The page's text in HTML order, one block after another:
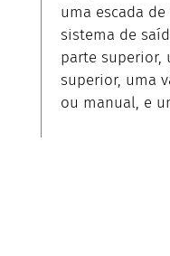
uma escada
sistema de
parte superior,
superior, uma
ou manual, e